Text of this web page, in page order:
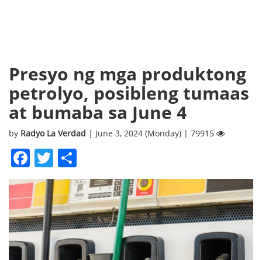
Presyo ng mga produktong
petrolyo, posibleng tumaas
at bumaba sa June 4
by Radyo La Verdad | June 3, 2024 (Monday) | 79915
Facebook
Twitter